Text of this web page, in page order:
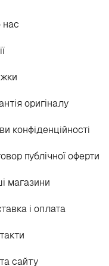
нас
оригіналу
конфіденційності
публічної оферти
магазини
і оплата
сайту